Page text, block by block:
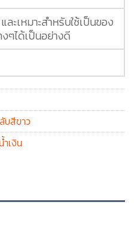
ะเหมาะสำหรับใช้เป็นของ
ๆได้เป็นอย่างดี
บสีขาว
เงิน